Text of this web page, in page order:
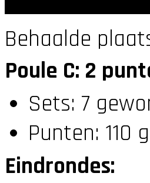
Behaalde
Poule C: 2
Sets: 7
Punten: 110
Eindrondes: